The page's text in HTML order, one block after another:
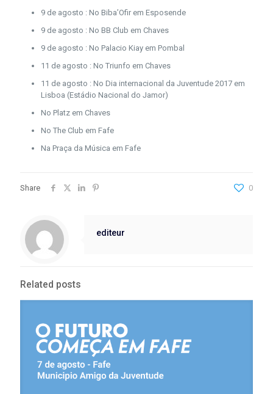
9 de agosto : No Biba’Ofir em Esposende
9 de agosto : No BB Club em Chaves
9 de agosto : No Palacio Kiay em Pombal
11 de agosto : No Triunfo em Chaves
11 de agosto : No Dia internacional da Juventude 2017 em
Lisboa (Estádio Nacional do Jamor)
No Platz em Chaves
No The Club em Fafe
Na Praça da Música em Fafe
Share 0
editeur
Related posts